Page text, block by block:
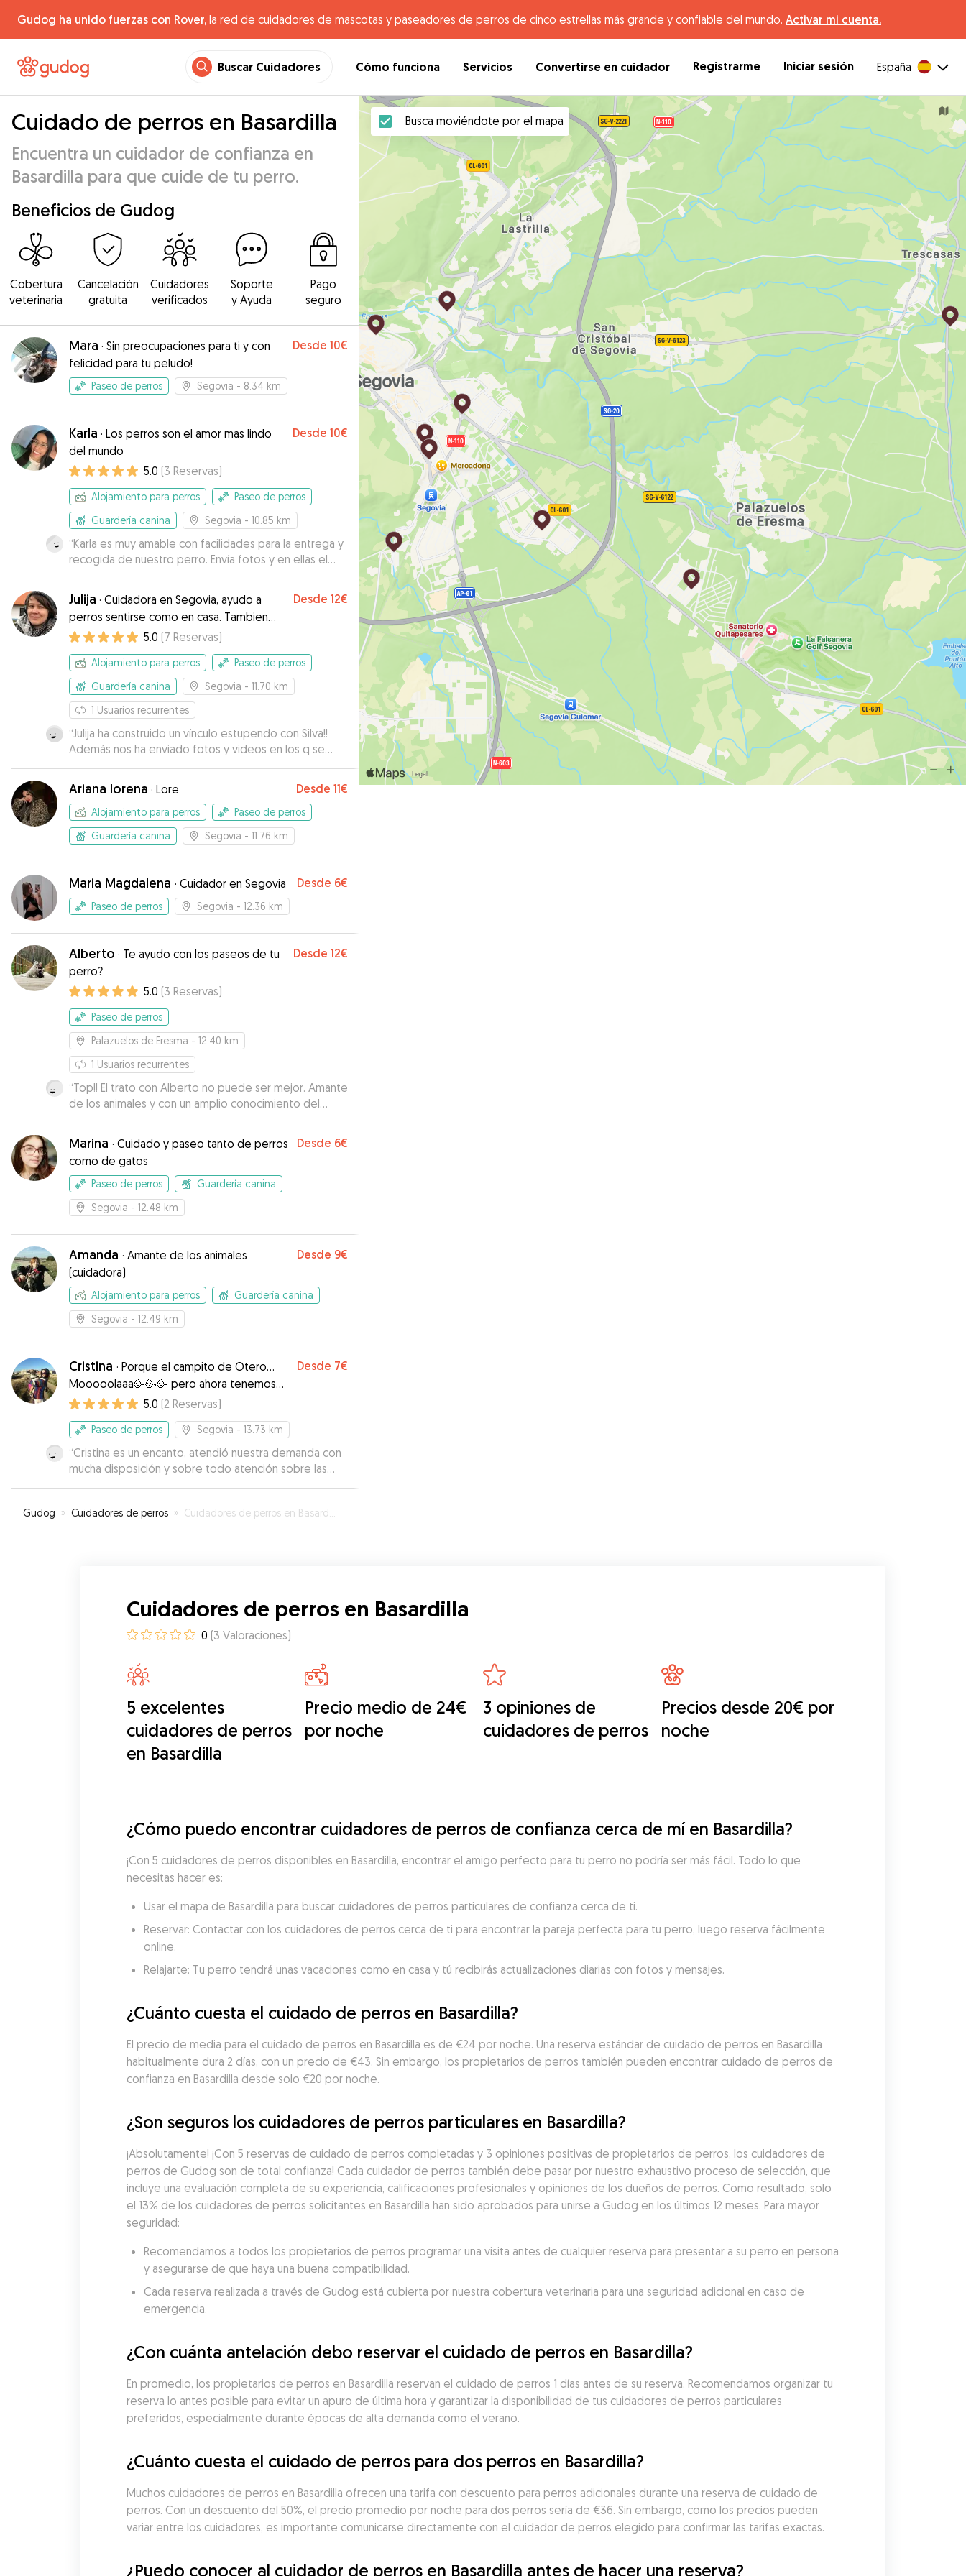
Gudog ha unido fuerzas con Rover, la red de cuidadores de mascotas y paseadores de perros de cinco estrellas más grande y confiable del mundo. Activar mi cuenta.
Buscar Cuidadores Cómo funciona Servicios Convertirse en cuidador Registrarme Iniciar sesión España
Cuidado de perros en Basardilla
Encuentra un cuidador de confianza en
Basardilla para que cuide de tu perro.
Beneficios de Gudog
Cobertura
veterinaria
Cancelación
gratuita
Cuidadores
verificados
Soporte
y Ayuda
Pago
seguro
Mara · Sin preocupaciones para ti y con
felicidad para tu peludo!
Desde 10€
Paseo de perros Segovia - 8.34 km
Karla · Los perros son el amor mas lindo
del mundo
Desde 10€
5.0 (3 Reservas)
Alojamiento para perros
Paseo de perros
Guardería canina
Segovia - 10.85 km
“Karla es muy amable con facilidades para la entrega y
recogida de nuestro perro. Envía fotos y en ellas el
perro estaba muy relajado con la sensación de estar
muy a gusto. Yo la tendré en cuenta si tengo que dejar
a mi perro en otra ocasión.”
Julija · Cuidadora en Segovia, ayudo a
perros sentirse como en casa. Tambien
hablo ingles y ruso.
Desde 12€
5.0 (7 Reservas)
Alojamiento para perros
Paseo de perros
Guardería canina
Segovia - 11.70 km
1 Usuarios recurrentes
“Julija ha construido un vínculo estupendo con Silva!!
Además nos ha enviado fotos y videos en los q se
veía a nuestra perra estupenda, generando mucha
tranquilidad. Y le ha dado unas paseos enormes!
Muchas gracias Julija!!”
Ariana lorena · Lore Desde 11€
Alojamiento para perros
Paseo de perros
Guardería canina
Segovia - 11.76 km
Maria Magdalena · Cuidador en Segovia Desde 6€
Paseo de perros Segovia - 12.36 km
Alberto · Te ayudo con los paseos de tu
perro?
Desde 12€
5.0 (3 Reservas)
Paseo de perros
Palazuelos de Eresma - 12.40 km
1 Usuarios recurrentes
“Top!! El trato con Alberto no puede ser mejor. Amante
de los animales y con un amplio conocimiento del
comportamiento y psicología de los perros.
Totalmente recomendable!!
Marina · Cuidado y paseo tanto de perros
como de gatos
Desde 6€
Paseo de perros
Guardería canina
Segovia - 12.48 km
Amanda · Amante de los animales
(cuidadora)
Desde 9€
Alojamiento para perros
Guardería canina
Segovia - 12.49 km
Cristina · Porque el campito de Otero...
Mooooolaaa🥳🥳🥳 pero ahora tenemos
PLAYAAAAA🏖️🏖️🏖️🏖️🏖️
Desde 7€
5.0 (2 Reservas)
Paseo de perros Segovia - 13.73 km
“Cristina es un encanto, atendió nuestra demanda con
mucha disposición y sobre todo atención sobre las
costumbres de nuestro perrito. Volveré a llamarla
Gudog » Cuidadores de perros » Cuidadores de perros en Basardilla
Busca moviéndote por el mapa
Cuidadores de perros en Basardilla
0 (3 Valoraciones)
5 excelentes
cuidadores de perros
en Basardilla
Precio medio de 24€
por noche
3 opiniones de
cuidadores de perros
Precios desde 20€ por
noche
¿Cómo puedo encontrar cuidadores de perros de confianza cerca de mí en Basardilla?
¡Con 5 cuidadores de perros disponibles en Basardilla, encontrar el amigo perfecto para tu perro no podría ser más fácil. Todo lo que
necesitas hacer es:
Usar el mapa de Basardilla para buscar cuidadores de perros particulares de confianza cerca de ti.
Reservar: Contactar con los cuidadores de perros cerca de ti para encontrar la pareja perfecta para tu perro, luego reserva fácilmente
online.
Relajarte: Tu perro tendrá unas vacaciones como en casa y tú recibirás actualizaciones diarias con fotos y mensajes.
¿Cuánto cuesta el cuidado de perros en Basardilla?
El precio de media para el cuidado de perros en Basardilla es de €24 por noche. Una reserva estándar de cuidado de perros en Basardilla
habitualmente dura 2 días, con un precio de €43. Sin embargo, los propietarios de perros también pueden encontrar cuidado de perros de
confianza en Basardilla desde solo €20 por noche.
¿Son seguros los cuidadores de perros particulares en Basardilla?
¡Absolutamente! ¡Con 5 reservas de cuidado de perros completadas y 3 opiniones positivas de propietarios de perros, los cuidadores de
perros de Gudog son de total confianza! Cada cuidador de perros también debe pasar por nuestro exhaustivo proceso de selección, que
incluye una evaluación completa de su experiencia, calificaciones profesionales y opiniones de los dueños de perros. Como resultado, solo
el 13% de los cuidadores de perros solicitantes en Basardilla han sido aprobados para unirse a Gudog en los últimos 12 meses. Para mayor
seguridad:
Recomendamos a todos los propietarios de perros programar una visita antes de cualquier reserva para presentar a su perro en persona
y asegurarse de que haya una buena compatibilidad.
Cada reserva realizada a través de Gudog está cubierta por nuestra cobertura veterinaria para una seguridad adicional en caso de
emergencia.
¿Con cuánta antelación debo reservar el cuidado de perros en Basardilla?
En promedio, los propietarios de perros en Basardilla reservan el cuidado de perros 1 días antes de su reserva. Recomendamos organizar tu
reserva lo antes posible para evitar un apuro de última hora y garantizar la disponibilidad de tus cuidadores de perros particulares
preferidos, especialmente durante épocas de alta demanda como el verano.
¿Cuánto cuesta el cuidado de perros para dos perros en Basardilla?
Muchos cuidadores de perros en Basardilla ofrecen una tarifa con descuento para perros adicionales durante una reserva de cuidado de
perros. Con un descuento del 50%, el precio promedio por noche para dos perros sería de €36. Sin embargo, como los precios pueden
variar entre los cuidadores, es importante comunicarse directamente con el cuidador de perros elegido para confirmar las tarifas exactas.
¿Puedo conocer al cuidador de perros en Basardilla antes de hacer una reserva?